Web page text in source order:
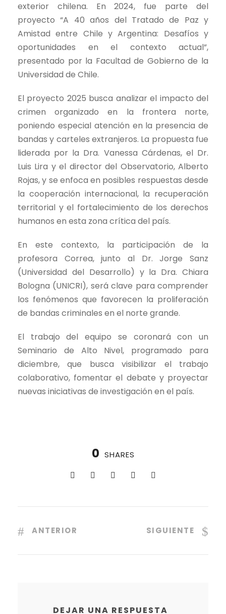
exterior chilena. En 2024, fue parte del
proyecto “A 40 años del Tratado de Paz y
Amistad entre Chile y Argentina: Desafíos y
oportunidades en el contexto actual”,
presentado por la Facultad de Gobierno de la
Universidad de Chile.
El proyecto 2025 busca analizar el impacto del
crimen organizado en la frontera norte,
poniendo especial atención en la presencia de
bandas y carteles extranjeros. La propuesta fue
liderada por la Dra. Vanessa Cárdenas, el Dr.
Luis Lira y el director del Observatorio, Alberto
Rojas, y se enfoca en posibles respuestas desde
la cooperación internacional, la recuperación
territorial y el fortalecimiento de los derechos
humanos en esta zona crítica del país.
En este contexto, la participación de la
profesora Correa, junto al Dr. Jorge Sanz
(Universidad del Desarrollo) y la Dra. Chiara
Bologna (UNICRI), será clave para comprender
los fenómenos que favorecen la proliferación
de bandas criminales en el norte grande.
El trabajo del equipo se coronará con un
Seminario de Alto Nivel, programado para
diciembre, que busca visibilizar el trabajo
colaborativo, fomentar el debate y proyectar
nuevas iniciativas de investigación en el país.
0 SHARES
ANTERIOR SIGUIENTE
DEJAR UNA RESPUESTA